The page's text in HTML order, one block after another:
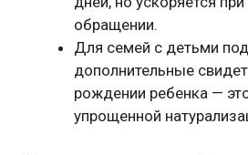
обращении.
Для семей с детьми
дополнительные
рождении ребенка —
упрощенной